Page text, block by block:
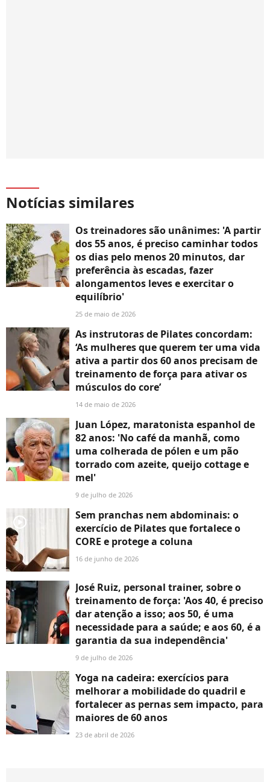
Notícias similares
Os treinadores são unânimes: 'A partir
dos 55 anos, é preciso caminhar todos
os dias pelo menos 20 minutos, dar
preferência às escadas, fazer
alongamentos leves e exercitar o
equilíbrio'
25 de maio de 2026
As instrutoras de Pilates concordam:
‘As mulheres que querem ter uma vida
ativa a partir dos 60 anos precisam de
treinamento de força para ativar os
músculos do core’
14 de maio de 2026
Juan López, maratonista espanhol de
82 anos: 'No café da manhã, como
uma colherada de pólen e um pão
torrado com azeite, queijo cottage e
mel'
9 de julho de 2026
player2
Sem pranchas nem abdominais: o
exercício de Pilates que fortalece o
CORE e protege a coluna
16 de junho de 2026
José Ruiz, personal trainer, sobre o
treinamento de força: 'Aos 40, é preciso
dar atenção a isso; aos 50, é uma
necessidade para a saúde; e aos 60, é a
garantia da sua independência'
9 de julho de 2026
Yoga na cadeira: exercícios para
melhorar a mobilidade do quadril e
fortalecer as pernas sem impacto, para
maiores de 60 anos
23 de abril de 2026